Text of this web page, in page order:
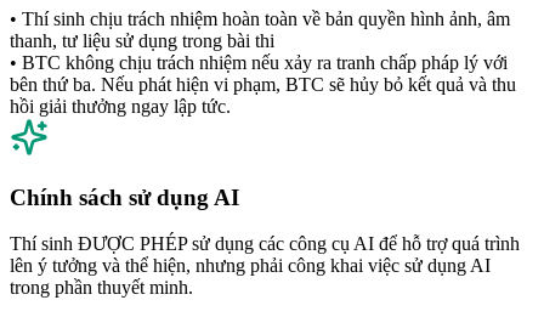
• Thí sinh chịu trách nhiệm hoàn toàn về bản quyền hình ảnh, âm
thanh, tư liệu sử dụng trong bài thi
• BTC không chịu trách nhiệm nếu xảy ra tranh chấp pháp lý với
bên thứ ba. Nếu phát hiện vi phạm, BTC sẽ hủy bỏ kết quả và thu
hồi giải thưởng ngay lập tức.
Chính sách sử dụng AI
Thí sinh ĐƯỢC PHÉP sử dụng các công cụ AI để hỗ trợ quá trình
lên ý tưởng và thể hiện, nhưng phải công khai việc sử dụng AI
trong phần thuyết minh.